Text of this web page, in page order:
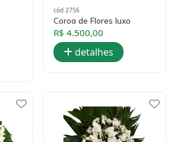
cód 2756
Coroa de Flores luxo
R$ 4.500,00
detalhes